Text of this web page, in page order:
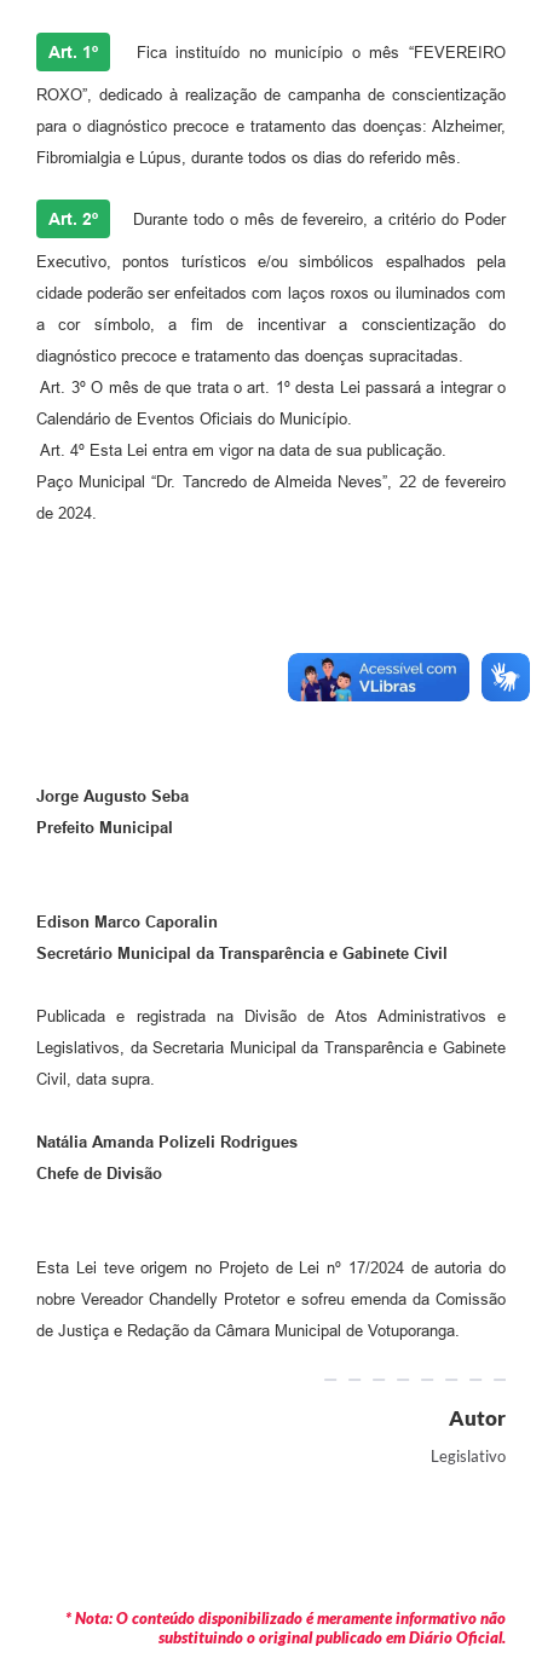
Art. 1º Fica instituído no município o mês “FEVEREIRO
ROXO”, dedicado à realização de campanha de conscientização
para o diagnóstico precoce e tratamento das doenças: Alzheimer,
Fibromialgia e Lúpus, durante todos os dias do referido mês.
Art. 2º Durante todo o mês de fevereiro, a critério do Poder
Executivo, pontos turísticos e/ou simbólicos espalhados pela
cidade poderão ser enfeitados com laços roxos ou iluminados com
a cor símbolo, a fim de incentivar a conscientização do
diagnóstico precoce e tratamento das doenças supracitadas.
Art. 3º O mês de que trata o art. 1º desta Lei passará a integrar o
Calendário de Eventos Oficiais do Município.
Art. 4º Esta Lei entra em vigor na data de sua publicação.
Paço Municipal “Dr. Tancredo de Almeida Neves”, 22 de fevereiro
de 2024.
Jorge Augusto Seba
Prefeito Municipal
Edison Marco Caporalin
Secretário Municipal da Transparência e Gabinete Civil
Publicada e registrada na Divisão de Atos Administrativos e
Legislativos, da Secretaria Municipal da Transparência e Gabinete
Civil, data supra.
Natália Amanda Polizeli Rodrigues
Chefe de Divisão
Esta Lei teve origem no Projeto de Lei nº 17/2024 de autoria do
nobre Vereador Chandelly Protetor e sofreu emenda da Comissão
de Justiça e Redação da Câmara Municipal de Votuporanga.
Autor
Legislativo
* Nota: O conteúdo disponibilizado é meramente informativo não
substituindo o original publicado em Diário Oficial.